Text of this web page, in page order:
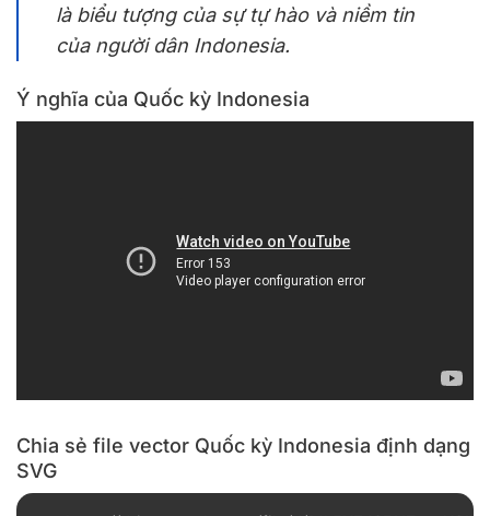
là biểu tượng của sự tự hào và niềm tin
của người dân Indonesia.
Ý nghĩa của Quốc kỳ Indonesia
Chia sẻ file vector Quốc kỳ Indonesia định dạng
SVG